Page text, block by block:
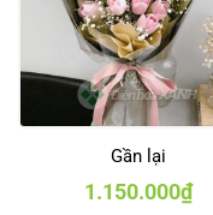
Gần lại
1.150.000₫